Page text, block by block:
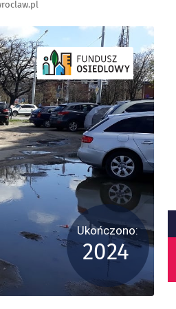
Ukończono:
2024